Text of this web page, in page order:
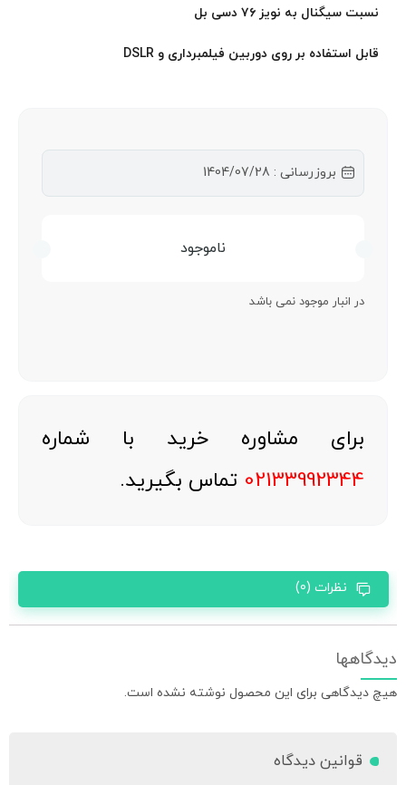
نسبت سیگنال به نویز ۷۶ دسی بل
قابل استفاده بر روی دوربین فیلمبرداری و DSLR
بروزرسانی : 1404/07/28
ناموجود
در انبار موجود نمی باشد
برای مشاوره خرید با شماره
02133992344 تماس بگیرید.
نظرات (0)
دیدگاهها
هیچ دیدگاهی برای این محصول نوشته نشده است.
قوانین دیدگاه